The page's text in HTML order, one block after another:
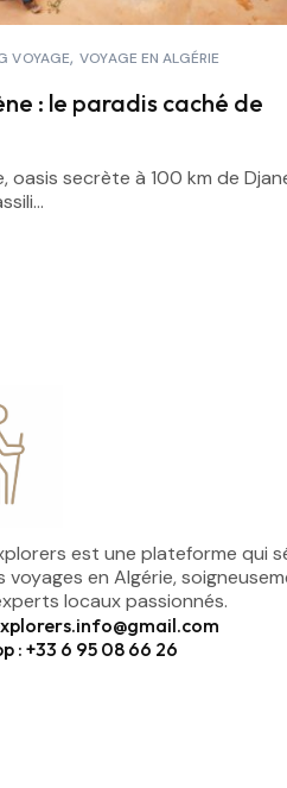
VOYAGE VOYAGE EN ALGÉRIE
: le paradis caché de
oasis secrète à 100 km de
est une plateforme qui
voyages en Algérie,
locaux passionnés.
: +33 6 95 08 66 26